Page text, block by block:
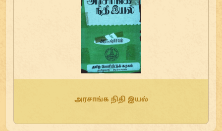
அரசாங்க நிதி இயல்